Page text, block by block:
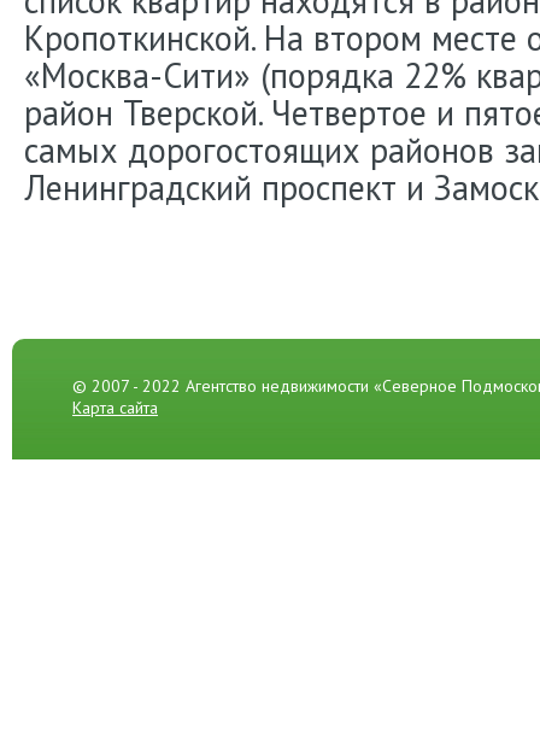
Кропоткинской. На втором месте
«Москва-Сити» (порядка 22%
район Тверской. Четвертое и
самых дорогостоящих районов
Ленинградский проспект и
© 2007 - 2022 Агентство недвижимости «Северное
Карта сайта